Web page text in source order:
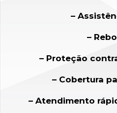
–
–
– Proteção
– Cobertura
– Atendimento